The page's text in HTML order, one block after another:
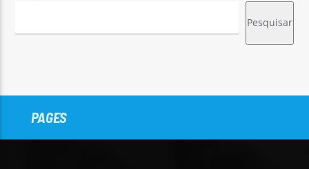
Pesquisar
PAGES